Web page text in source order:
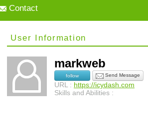
Contact
User Information
markweb
follow Send Message
URL : https://icydash.com
Skills and Abilities :